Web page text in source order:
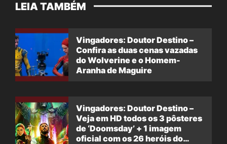
LEIA TAMBÉM
Vingadores: Doutor Destino –
Confira as duas cenas vazadas
do Wolverine e o Homem-
Aranha de Maguire
Vingadores: Doutor Destino –
Veja em HD todos os 3 pôsteres
de ‘Doomsday’ + 1 imagem
oficial com os 26 heróis do